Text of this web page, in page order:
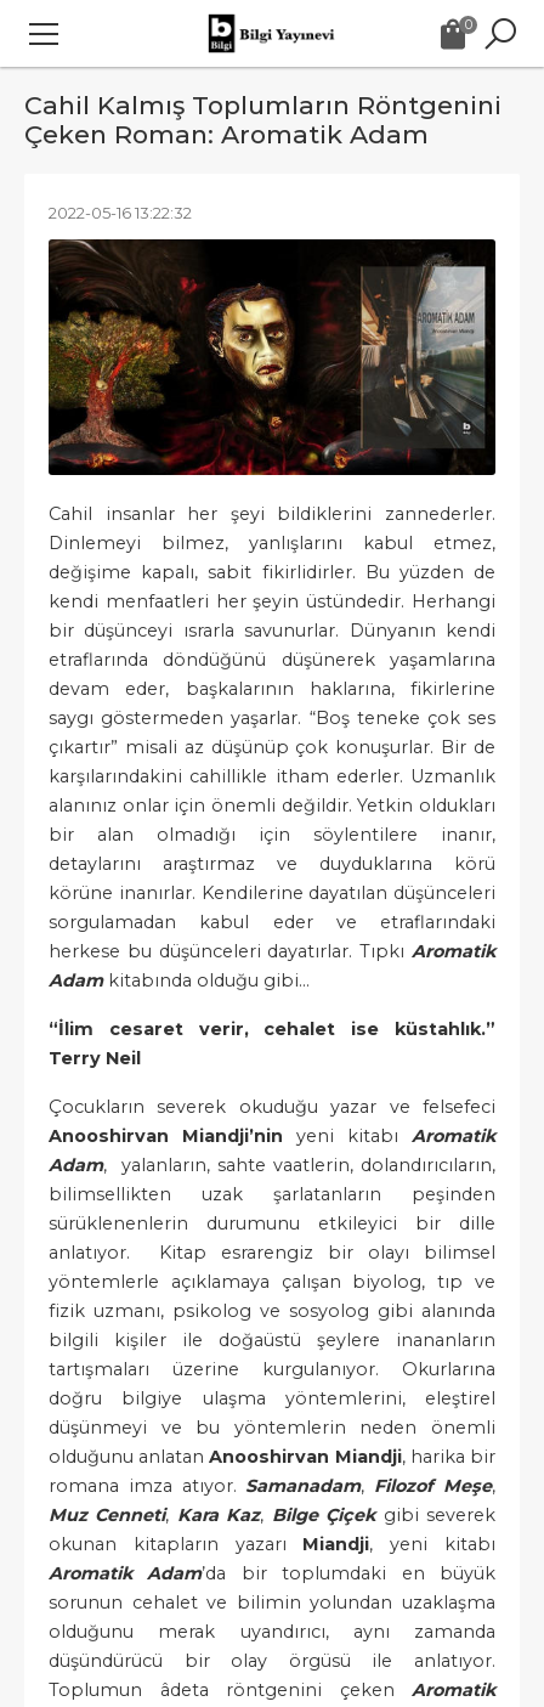
0
Cahil Kalmış Toplumların Röntgenini
Çeken Roman: Aromatik Adam
2022-05-16 13:22:32
Cahil insanlar her şeyi bildiklerini zannederler.
Dinlemeyi bilmez, yanlışlarını kabul etmez,
değişime kapalı, sabit fikirlidirler. Bu yüzden de
kendi menfaatleri her şeyin üstündedir. Herhangi
bir düşünceyi ısrarla savunurlar. Dünyanın kendi
etraflarında döndüğünü düşünerek yaşamlarına
devam eder, başkalarının haklarına, fikirlerine
saygı göstermeden yaşarlar. “Boş teneke çok ses
çıkartır” misali az düşünüp çok konuşurlar. Bir de
karşılarındakini cahillikle itham ederler. Uzmanlık
alanınız onlar için önemli değildir. Yetkin oldukları
bir alan olmadığı için söylentilere inanır,
detaylarını araştırmaz ve duyduklarına körü
körüne inanırlar. Kendilerine dayatılan düşünceleri
sorgulamadan kabul eder ve etraflarındaki
herkese bu düşünceleri dayatırlar. Tıpkı Aromatik
Adamkitabında olduğu gibi...
“İlim cesaret verir, cehalet ise küstahlık.”
Terry Neil
Çocukların severek okuduğu yazar ve felsefeci
Anooshirvan Miandji’nin yeni kitabı Aromatik
Adam, yalanların, sahte vaatlerin, dolandırıcıların,
bilimsellikten uzak şarlatanların peşinden
sürüklenenlerin durumunu etkileyici bir dille
anlatıyor. Kitap esrarengiz bir olayı bilimsel
yöntemlerle açıklamaya çalışan biyolog, tıp ve
fizik uzmanı, psikolog ve sosyolog gibi alanında
bilgili kişiler ile doğaüstü şeylere inananların
tartışmaları üzerine kurgulanıyor. Okurlarına
doğru bilgiye ulaşma yöntemlerini, eleştirel
düşünmeyi ve bu yöntemlerin neden önemli
olduğunu anlatanAnooshirvan Miandji, harika bir
romana imza atıyor. Samanadam, Filozof Meşe,
Muz Cenneti, Kara Kaz, Bilge Çiçekgibi severek
okunan kitapların yazarı Miandji, yeni kitabı
Aromatik Adam’da bir toplumdaki en büyük
sorunun cehalet ve bilimin yolundan uzaklaşma
olduğunu merak uyandırıcı, aynı zamanda
düşündürücü bir olay örgüsü ile anlatıyor.
Toplumun âdeta röntgenini çeken Aromatik